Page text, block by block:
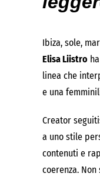
Ibiza, sole,
Elisa Liistro
linea che
e una
Creator
a uno stile
contenuti e
coerenza.